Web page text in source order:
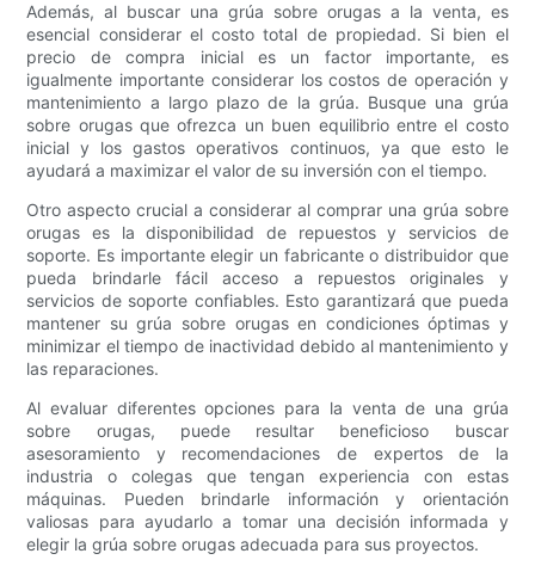
Además, al buscar una grúa sobre orugas a la venta, es
esencial considerar el costo total de propiedad. Si bien el
precio de compra inicial es un factor importante, es
igualmente importante considerar los costos de operación y
mantenimiento a largo plazo de la grúa. Busque una grúa
sobre orugas que ofrezca un buen equilibrio entre el costo
inicial y los gastos operativos continuos, ya que esto le
ayudará a maximizar el valor de su inversión con el tiempo.
Otro aspecto crucial a considerar al comprar una grúa sobre
orugas es la disponibilidad de repuestos y servicios de
soporte. Es importante elegir un fabricante o distribuidor que
pueda brindarle fácil acceso a repuestos originales y
servicios de soporte confiables. Esto garantizará que pueda
mantener su grúa sobre orugas en condiciones óptimas y
minimizar el tiempo de inactividad debido al mantenimiento y
las reparaciones.
Al evaluar diferentes opciones para la venta de una grúa
sobre orugas, puede resultar beneficioso buscar
asesoramiento y recomendaciones de expertos de la
industria o colegas que tengan experiencia con estas
máquinas. Pueden brindarle información y orientación
valiosas para ayudarlo a tomar una decisión informada y
elegir la grúa sobre orugas adecuada para sus proyectos.